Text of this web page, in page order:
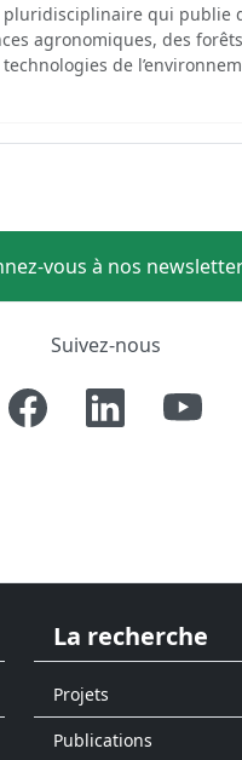
pluridisciplinaire qui publie
agronomiques, des
de
vous à nos
Suivez-nous
La recherche
Projets
Publications